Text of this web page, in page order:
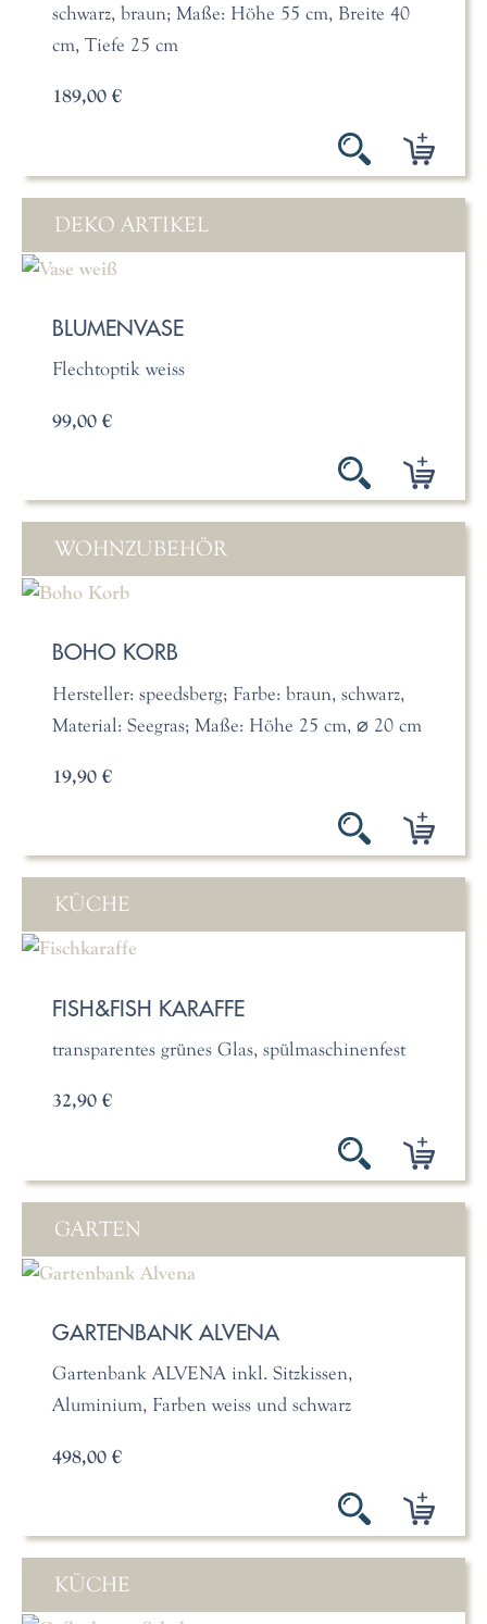
schwarz, braun; Maße: Höhe 55 cm, Breite 40
cm, Tiefe 25 cm
189,00 €
DEKO ARTIKEL
BLUMENVASE
Flechtoptik weiss
99,00 €
WOHNZUBEHÖR
BOHO KORB
Hersteller: speedsberg; Farbe: braun, schwarz,
Material: Seegras; Maße: Höhe 25 cm, ⌀ 20 cm
19,90 €
KÜCHE
FISH&FISH KARAFFE
transparentes grünes Glas, spülmaschinenfest
32,90 €
GARTEN
GARTENBANK ALVENA
Gartenbank ALVENA inkl. Sitzkissen,
Aluminium, Farben weiss und schwarz
498,00 €
KÜCHE